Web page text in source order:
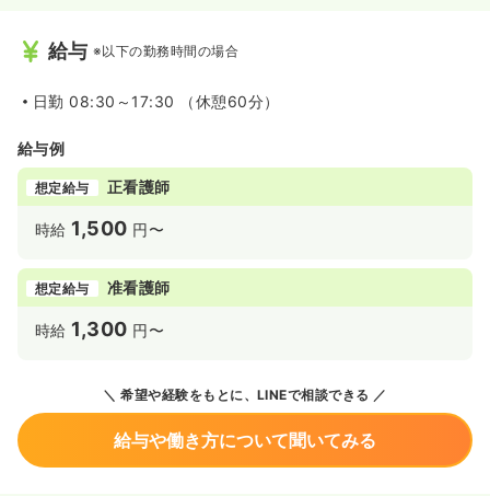
給与 ※以下の勤務時間の場合
日勤 08:30～17:30 （休憩60分）
給与例
想定給与 正看護師
時給 1,500 円〜
想定給与 准看護師
時給 1,300 円〜
希望や経験をもとに、LINEで相談できる
給与や働き方について聞いてみる